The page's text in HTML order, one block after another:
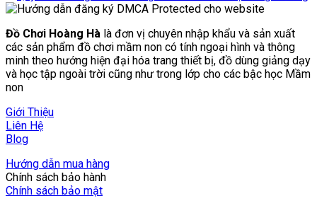
Đồ Chơi Hoàng Hà là đơn vị chuyên nhập khẩu và sản xuất
các sản phẩm đồ chơi mầm non có tính ngoại hình và thông
minh theo hướng hiện đại hóa trang thiết bị, đồ dùng giảng dạy
và học tập ngoài trời cũng như trong lớp cho các bậc học Mầm
non
Giới Thiệu
Liên Hệ
Blog
Hướng dẫn mua hàng
Chính sách bảo hành
Chính sách bảo mật